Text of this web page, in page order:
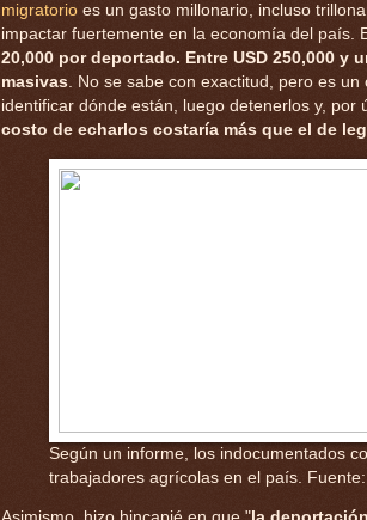
migratorio es un gasto millonario, incluso
impactar fuertemente en la economía del país.
20,000 por deportado. Entre USD 250,000
masivas. No se sabe con exactitud, pero es
identificar dónde están, luego detenerlos y, por
costo de echarlos costaría más que el de
Según un informe, los indocumentados
trabajadores agrícolas en el país. Fuente: